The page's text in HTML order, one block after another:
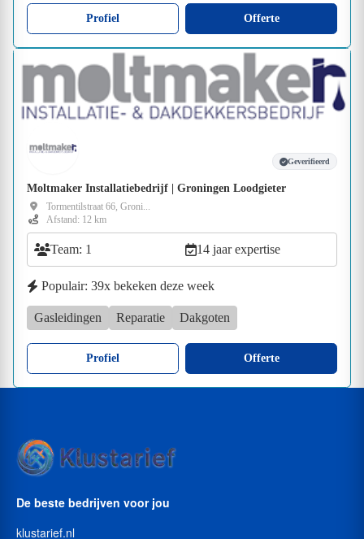
Profiel Offerte
Geverifieerd
Moltmaker Installatiebedrijf | Groningen Loodgieter
Tormentilstraat 66, Groni...
Afstand: 12 km
Team: 1 14 jaar expertise
Populair: 39x bekeken deze week
Gasleidingen Reparatie Dakgoten
Profiel Offerte
De beste bedrijven voor jou
klustarief.nl